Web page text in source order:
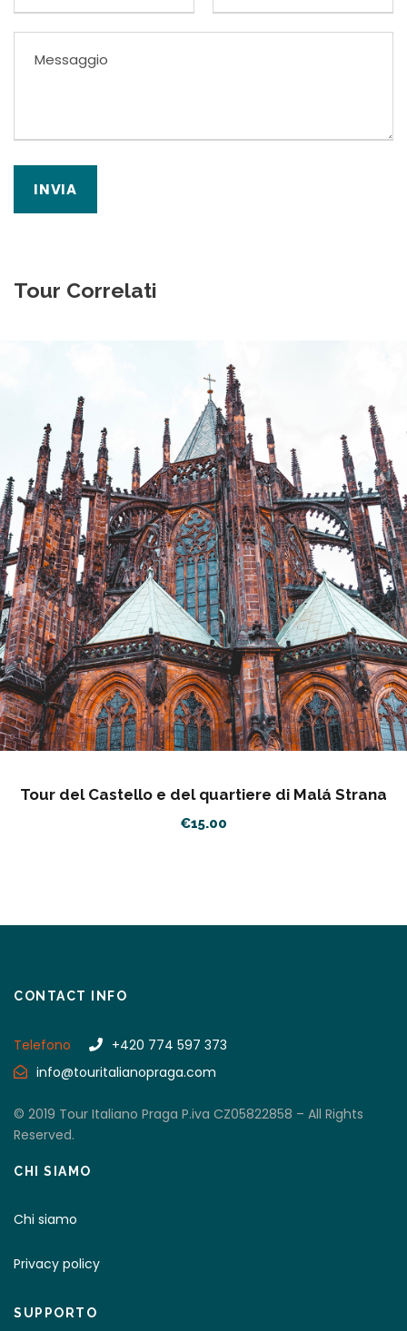
Tour Correlati
Tour del Castello e del quartiere di Malá Strana
€15.00
CONTACT INFO
Telefono
+420 774 597 373
info@touritalianopraga.com
© 2019 Tour Italiano Praga P.iva CZ05822858 – All Rights
Reserved.
CHI SIAMO
Chi siamo
Privacy policy
SUPPORTO